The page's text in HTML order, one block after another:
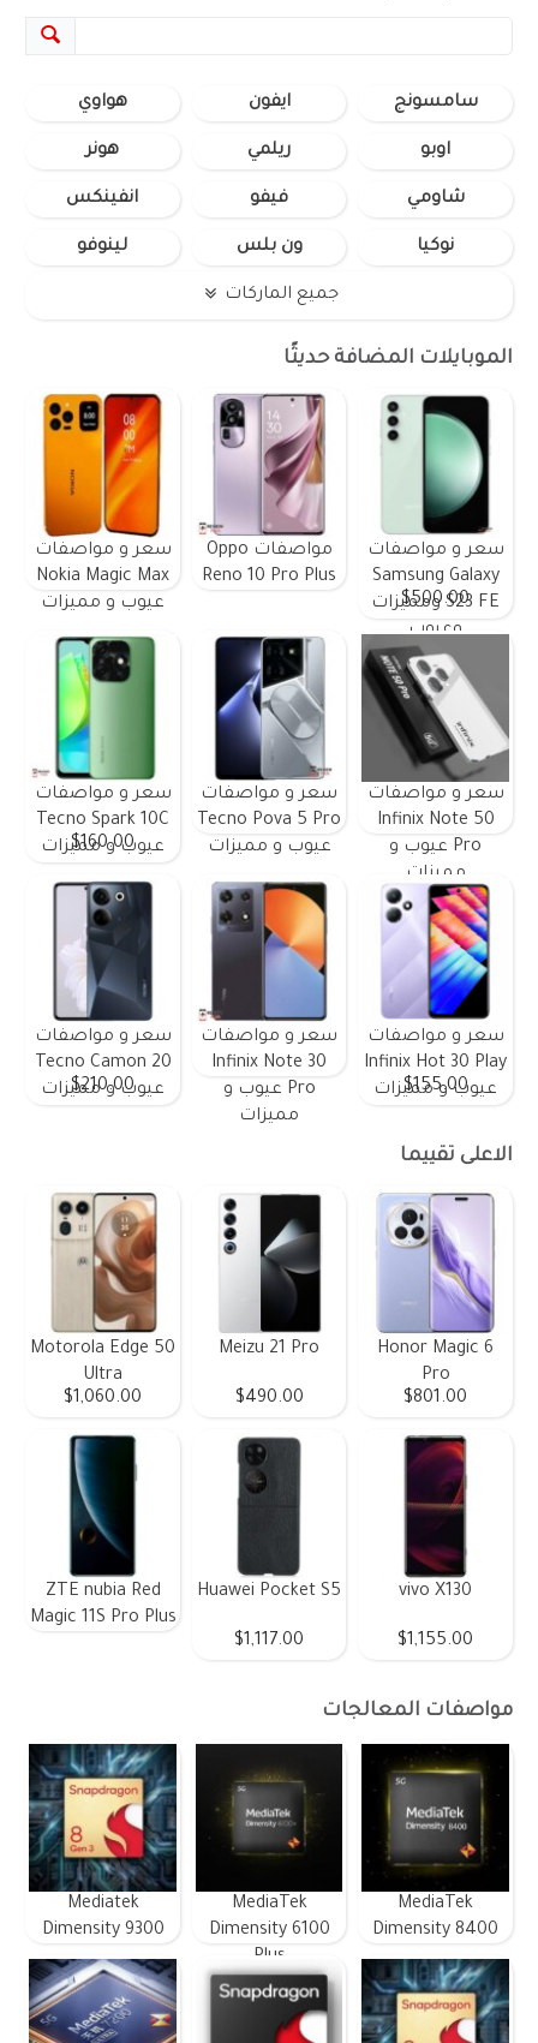
سامسونج ايفون هواوي
اوبو ريلمي هونر
شاومي فيفو انفينكس
نوكيا ون بلس لينوفو
جميع الماركات
الموبايلات المضافة حديثًا
سعر و مواصفات
Samsung Galaxy
S23 FE ومميزات
وعيوب
$500.00
مواصفات Oppo
Reno 10 Pro Plus
سعر و مواصفات
Nokia Magic Max
عيوب و مميزات
سعر و مواصفات
Infinix Note 50
Pro عيوب و
مميزات
سعر و مواصفات
Tecno Pova 5 Pro
عيوب و مميزات
سعر و مواصفات
Tecno Spark 10C
عيوب و مميزات
$160.00
سعر و مواصفات
Infinix Hot 30 Play
عيوب و مميزات
$155.00
سعر و مواصفات
Infinix Note 30
Pro عيوب و
مميزات
سعر و مواصفات
Tecno Camon 20
عيوب و مميزات
$210.00
الاعلى تقييما
Honor Magic 6
Pro
$801.00
Meizu 21 Pro
$490.00
Motorola Edge 50
Ultra
$1,060.00
vivo X130
$1,155.00
Huawei Pocket S5
$1,117.00
ZTE nubia Red
Magic 11S Pro Plus
مواصفات المعالجات
MediaTek
Dimensity 8400
MediaTek
Dimensity 6100
Plus
Mediatek
Dimensity 9300